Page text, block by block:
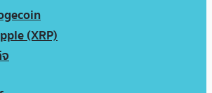
(XRP)